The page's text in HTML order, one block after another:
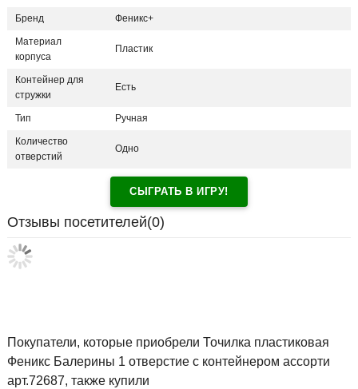
Бренд Феникс+
Материал
корпуса
Пластик
Контейнер для
стружки
Есть
Тип Ручная
Количество
отверстий
Одно
СЫГРАТЬ В ИГРУ!
Отзывы посетителей(0)
Покупатели, которые приобрели Точилка пластиковая
Феникс Балерины 1 отверстие с контейнером ассорти
арт.72687, также купили